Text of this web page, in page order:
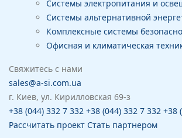
Системы электропитания и
Системы альтернативной
Комплексные системы
Офисная и климатическая
Свяжитесь с нами
sales@a-si.com.ua
г. Киев, ул. Кирилловская 69-з
+38 (044) 332 7 332 +38 (044) 332 7 332 +38
Рассчитать проект Стать партнером